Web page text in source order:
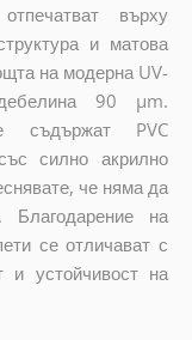
върху
и матова
на модерна UV-
90 µm.
съдържат PVC
силно акрилно
че няма да
Благодарение на
се отличават с
и устойчивост на